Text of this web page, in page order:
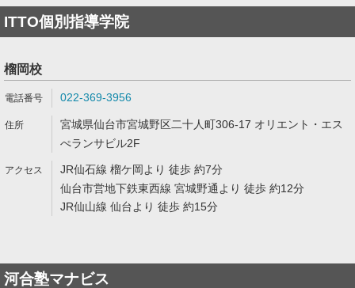
ITTO個別指導学院
榴岡校
022-369-3956
宮城県仙台市宮城野区二十人町306-17 オリエント・エス
ぺランサビル2F
JR仙石線 榴ケ岡より 徒歩 約7分
仙台市営地下鉄東西線 宮城野通より 徒歩 約12分
JR仙山線 仙台より 徒歩 約15分
河合塾マナビス